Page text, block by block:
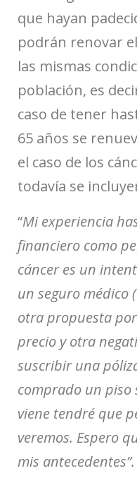
que hayan
podrán renovar
las mismas
población, es
caso de tener
65 años se
el caso de los
todavía se
“Mi experiencia
financiero como
cáncer es un
un seguro médico
otra propuesta
precio y otra
suscribir una
comprado un piso
viene tendré que
veremos. Espero
mis antecedentes”.